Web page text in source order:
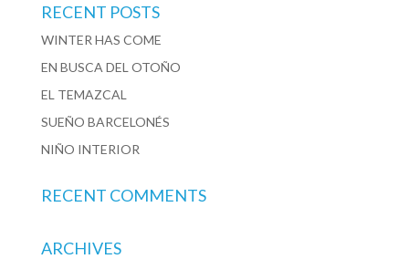
RECENT POSTS
WINTER HAS COME
EN BUSCA DEL OTOÑO
EL TEMAZCAL
SUEÑO BARCELONÉS
NIÑO INTERIOR
RECENT COMMENTS
ARCHIVES